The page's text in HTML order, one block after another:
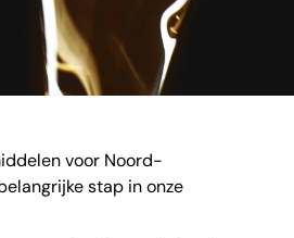
voor Noord-
stap in onze